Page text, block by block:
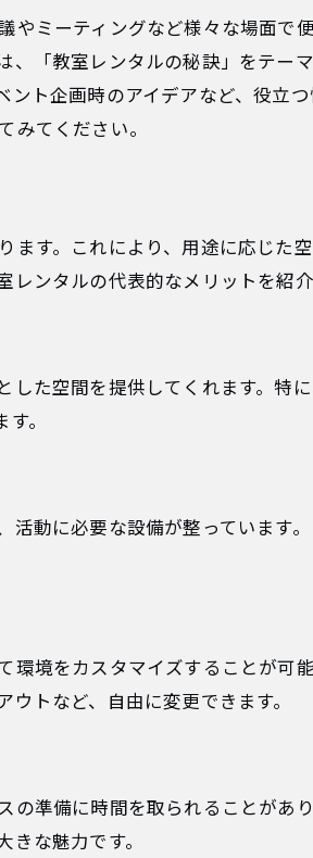
ミーティングなど様々な場面で
「教室レンタルの秘訣」をテー
ト企画時のアイデアなど、役立
みてください。
す。これにより、用途に応じた
ンタルの代表的なメリットを紹介
た空間を提供してくれます。特
。
動に必要な設備が整っています
境をカスタマイズすることが可
トなど、自由に変更できます。
準備に時間を取られることがあ
な魅力です。